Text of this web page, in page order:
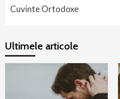
Cuvinte Ortodoxe
Ultimele articole